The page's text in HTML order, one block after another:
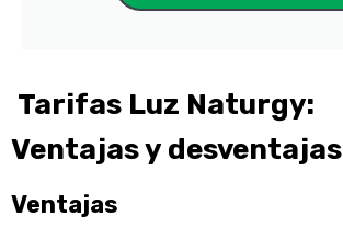
Tarifas Luz Naturgy:
Ventajas y desventajas
Ventajas